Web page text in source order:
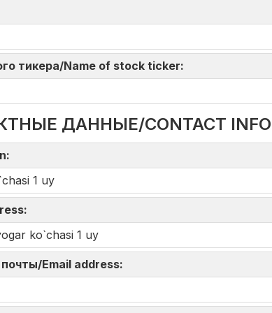
тикера/Name of stock ticker:
ДАННЫЕ/CONTACT
1 uy
ko`chasi 1 uy
Email address: